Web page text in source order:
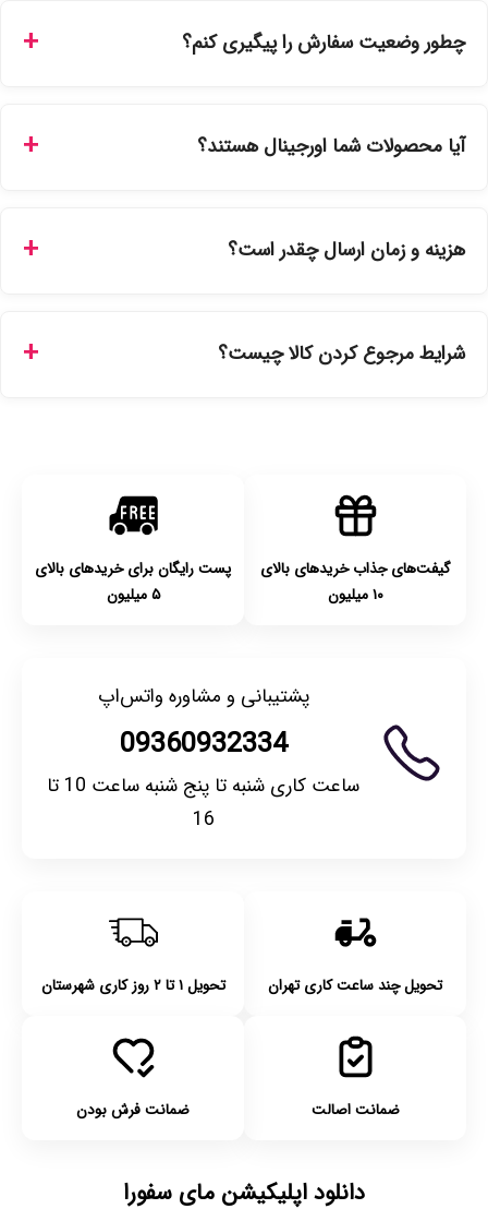
چطور وضعیت سفارش را پیگیری کنم؟
سفارشات در سایت، وضعیت لحظه‌ای مرسوله را مشاهده کنید.
آیا محصولات شما اورجینال هستند؟
نمایندگی‌های معتبر تهیه شده و دارای بچ‌کد قابل استعلام هستند.
هزینه و زمان ارسال چقدر است؟
انتخاب کنید و برای شهرستان‌ها بین یک الی ۳ روز کاری از طریق
شرایط مرجوع کردن کالا چیست؟
گیفت‌های جذاب خریدهای بالای
۱۰ میلیون
پست رایگان برای خریدهای بالای
۵ میلیون
پشتیبانی و مشاوره واتس‌اپ
09360932334
ساعت کاری شنبه تا پنج شنبه ساعت 10 تا
16
تحویل چند ساعت کاری تهران تحویل ۱ تا ۲ روز کاری شهرستان
ضمانت اصالت ضمانت فرش بودن
دانلود اپلیکیشن مای سفورا